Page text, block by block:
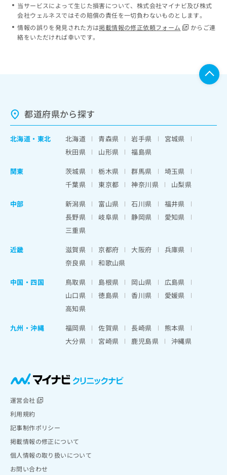
当サービスによって生じた損害について、株式会社マイナビ及び株式
会社ウェルネスではその賠償の責任を一切負わないものとします。
情報の誤りを発見された方は掲載情報の修正依頼フォーム
からご連
絡をいただければ幸いです。
都道府県から探す
北海道 ・ 東北 北海道 青森県 岩手県
宮城県
秋田県
山形県
福島県
関東
茨城県 栃木県 群馬県
埼玉県
千葉県
東京都 神奈川県
山梨県
中部
新潟県 富山県 石川県
福井県
長野県
岐阜県 静岡県
愛知県
三重県
近畿
滋賀県 京都府 大阪府
兵庫県
奈良県
和歌山県
中国・四国
鳥取県 島根県 岡山県
広島県
山口県
徳島県 香川県
愛媛県
高知県
九州・沖縄
福岡県 佐賀県 長崎県
熊本県
大分県
宮崎県 鹿児島県 沖縄県
運営会社
利用規約
記事制作ポリシー
掲載情報の修正について
個人情報の取り扱いについて
お問い合わせ